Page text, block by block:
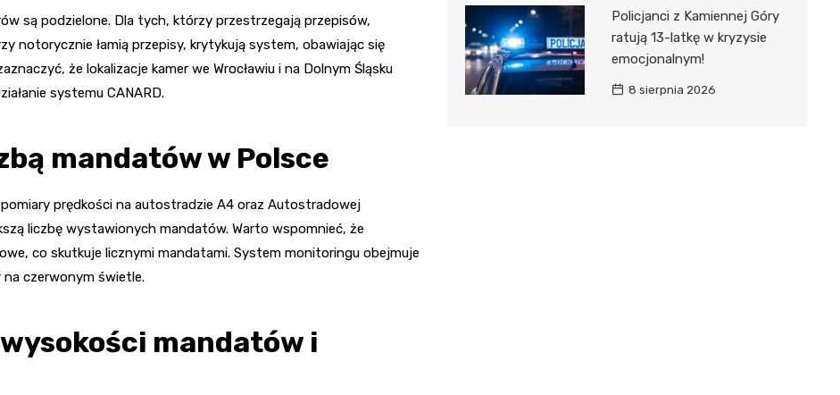
są podzielone. Dla tych, którzy przestrzegają przepisów,
notorycznie łamią przepisy, krytykują system, obawiając się
że lokalizacje kamer we Wrocławiu i na Dolnym Śląsku
systemu CANARD.
mandatów w Polsce
prędkości na autostradzie A4 oraz Autostradowej
liczbę wystawionych mandatów. Warto wspomnieć, że
co skutkuje licznymi mandatami. System monitoringu obejmuje
na czerwonym świetle.
mandatów i
Policjanci z Kamiennej Góry
ratują 13-latkę w kryzysie
emocjonalnym!
8 sierpnia 2026